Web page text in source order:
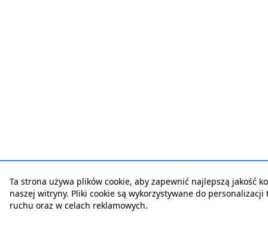
Ta strona używa plików cookie, aby zapewnić najlepszą jakość
naszej witryny. Pliki cookie są wykorzystywane do personalizacji
ruchu oraz w celach reklamowych.